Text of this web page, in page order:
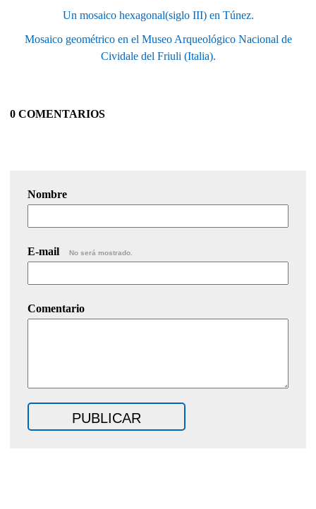
Un mosaico hexagonal(siglo III) en Túnez.
Mosaico geométrico en el Museo Arqueológico Nacional de
Cividale del Friuli (Italia).
0 COMENTARIOS
Nombre
E-mail No será mostrado.
Comentario